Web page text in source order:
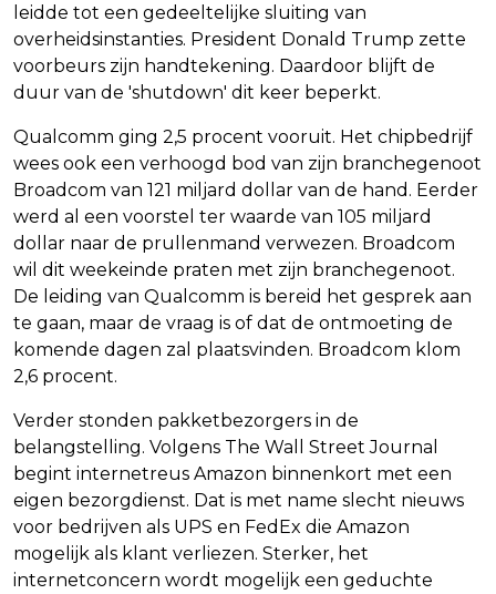
leidde tot een gedeeltelijke sluiting van
overheidsinstanties. President Donald Trump zette
voorbeurs zijn handtekening. Daardoor blijft de
duur van de 'shutdown' dit keer beperkt.
Qualcomm ging 2,5 procent vooruit. Het chipbedrijf
wees ook een verhoogd bod van zijn branchegenoot
Broadcom van 121 miljard dollar van de hand. Eerder
werd al een voorstel ter waarde van 105 miljard
dollar naar de prullenmand verwezen. Broadcom
wil dit weekeinde praten met zijn branchegenoot.
De leiding van Qualcomm is bereid het gesprek aan
te gaan, maar de vraag is of dat de ontmoeting de
komende dagen zal plaatsvinden. Broadcom klom
2,6 procent.
Verder stonden pakketbezorgers in de
belangstelling. Volgens The Wall Street Journal
begint internetreus Amazon binnenkort met een
eigen bezorgdienst. Dat is met name slecht nieuws
voor bedrijven als UPS en FedEx die Amazon
mogelijk als klant verliezen. Sterker, het
internetconcern wordt mogelijk een geduchte